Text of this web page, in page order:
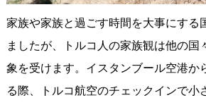
家族や家族と過ごす時間を大事にする
ましたが、トルコ人の家族観は他の国
象を受けます。イスタンブール空港か
る際、トルコ航空のチェックインで小